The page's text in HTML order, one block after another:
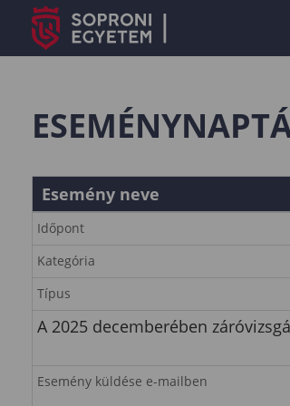
Esemény neve
Időpont
Kategória
Típus
A 2025 decemberében
Esemény küldése e-mailben